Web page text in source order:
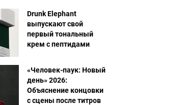
Drunk Elephant
выпускают свой
первый тональный
крем с пептидами
«Человек-паук: Новый
день» 2026:
Объяснение концовки
с сцены после титров